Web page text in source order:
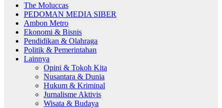
The Moluccas
PEDOMAN MEDIA SIBER
Ambon Metro
Ekonomi & Bisnis
Pendidikan & Olahraga
Politik & Pemerintahan
Lainnya
Opini & Tokoh Kita
Nusantara & Dunia
Hukum & Kriminal
Jurnalisme Aktivis
Wisata & Budaya